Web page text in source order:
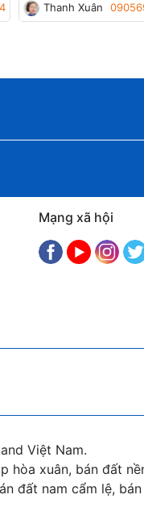
Thanh Xuân
Mạng xã hội
Việt Nam.
hòa xuân, bán đất
đất nam cẩm lệ,